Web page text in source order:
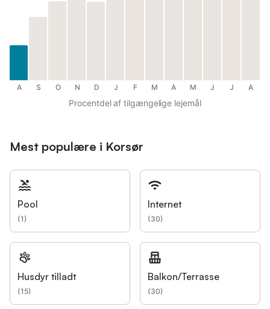
A S O N D J F M A M J J A
Procentdel af tilgængelige lejemål
Mest populære i Korsør
Pool
(1)
Internet
(30)
Husdyr tilladt
(15)
Balkon/Terrasse
(30)